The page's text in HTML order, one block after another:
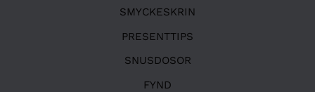
SMYCKESKRIN
PRESENTTIPS
SNUSDOSOR
FYND